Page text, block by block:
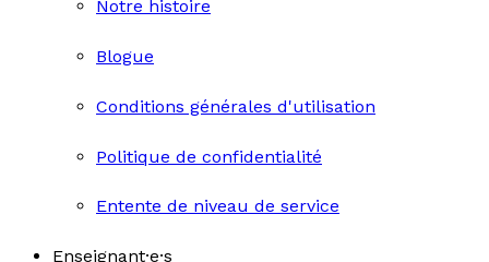
Notre histoire
Blogue
Conditions générales d'utilisation
Politique de confidentialité
Entente de niveau de service
Enseignant·e·s